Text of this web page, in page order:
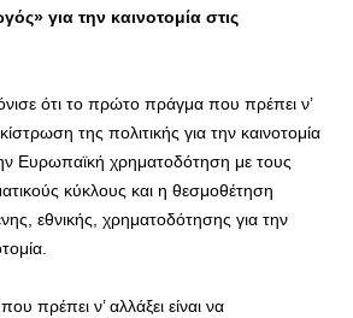
για την καινοτομία στις
ότι το πρώτο πράγμα που πρέπει ν’
της πολιτικής για την καινοτομία
Ευρωπαϊκή χρηματοδότηση με τους
κύκλους και η θεσμοθέτηση
εθνικής, χρηματοδότησης για την
πρέπει ν’ αλλάξει είναι να